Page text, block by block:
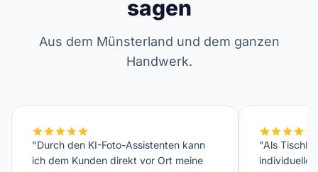
sagen
Aus dem Münsterland und dem ganzen
Handwerk.
"Durch den KI-Foto-Assistenten kann
ich dem Kunden direkt vor Ort meine
"Als
individuelle